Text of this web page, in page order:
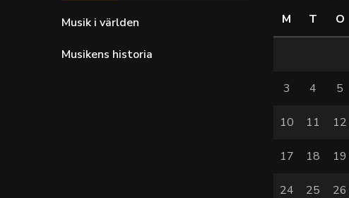
Musik i världen
Musikens historia
M T O
3 4 5
10 11 12
17 18 19
24 25 26